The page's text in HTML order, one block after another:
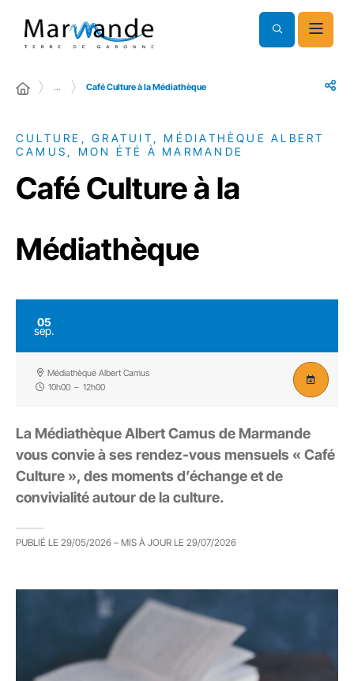
… Café Culture à la Médiathèque
CULTURE, GRATUIT, MÉDIATHÈQUE ALBERT
CAMUS, MON ÉTÉ À MARMANDE
Café Culture à la
Médiathèque
05
sep.
Médiathèque Albert Camus
10h00 – 12h00
La Médiathèque Albert Camus de Marmande
vous convie à ses rendez-vous mensuels « Café
Culture », des moments d’échange et de
convivialité autour de la culture.
PUBLIÉ LE 29/05/2026 – MIS À JOUR LE 29/07/2026